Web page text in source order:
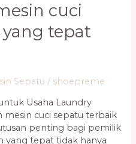
cuci
tepat
Sepatu / shoepreme
Usaha Laundry
mesin cuci sepatu terbaik
penting bagi pemilik
yang tepat tidak hanya